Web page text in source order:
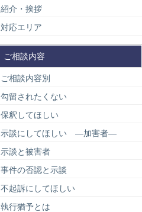
紹介・挨拶
対応エリア
ご相談内容
ご相談内容別
勾留されたくない
保釈してほしい
示談にしてほしい ―加害者―
示談と被害者
事件の否認と示談
不起訴にしてほしい
執行猶予とは